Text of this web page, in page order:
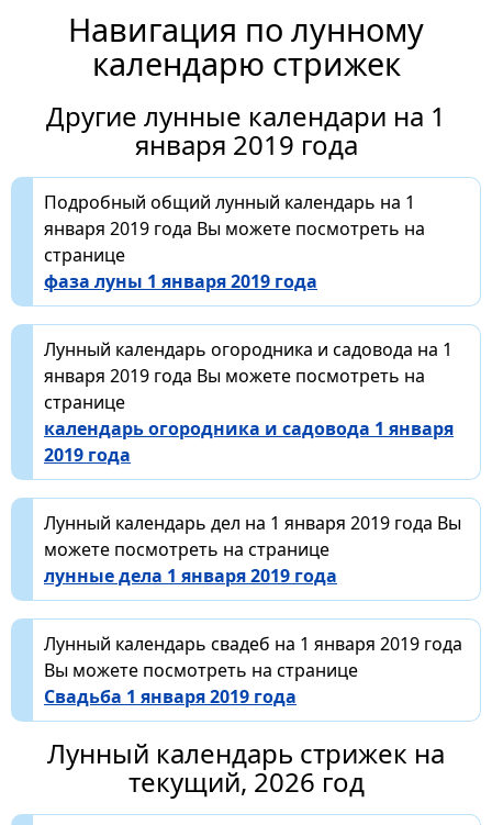
Навигация по лунному
календарю стрижек
Другие лунные календари на 1
января 2019 года
Подробный общий лунный календарь на 1
января 2019 года Вы можете посмотреть на
странице
фаза луны 1 января 2019 года
Лунный календарь огородника и садовода на 1
января 2019 года Вы можете посмотреть на
странице
календарь огородника и садовода 1 января
2019 года
Лунный календарь дел на 1 января 2019 года Вы
можете посмотреть на странице
лунные дела 1 января 2019 года
Лунный календарь свадеб на 1 января 2019 года
Вы можете посмотреть на странице
Свадьба 1 января 2019 года
Лунный календарь стрижек на
текущий, 2026 год